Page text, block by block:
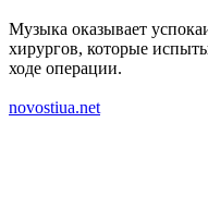
Музыка оказывает
хирургов, которые
ходе операции.
novostiua.net